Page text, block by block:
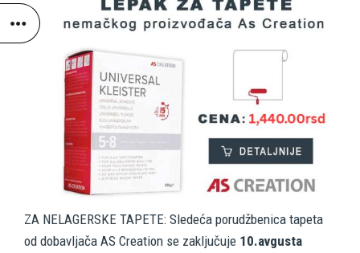
ZA NELAGERSKE TAPETE: Sledeća porudžbenica tapeta
od dobavljača AS Creation se zaključuje 10.avgusta